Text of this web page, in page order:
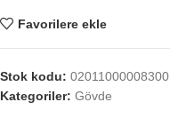
Favorilere ekle
Stok kodu: 02011000008300
Kategoriler: Gövde